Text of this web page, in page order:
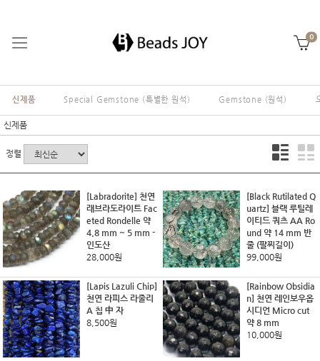
0
신제품 Special Gemstone (특별한 원석) Gemstone (원석)
신제품
정렬
[Labradorite] 천연
래브라도라이트 Fac
eted Rondelle 약
4.8 mm ~ 5 mm -
인도산
28,000원
[Black Rutilated Q
uartz] 블랙 루틸레
이티드 쿼츠 AA Ro
und 약 14 mm 반
줄 (팔찌길이)
99,000원
[Lapis Lazuli Chip]
천연 라피스 라줄리
A 칩 中 자
8,500원
[Rainbow Obsidia
n] 천연 레인보우옵
시디언 Micro cut
약 8 mm
10,000원